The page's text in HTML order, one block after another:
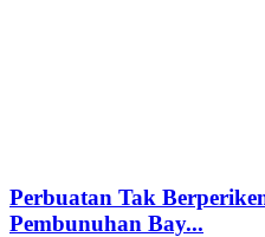
Perbuatan Tak
Pembunuhan Bay...